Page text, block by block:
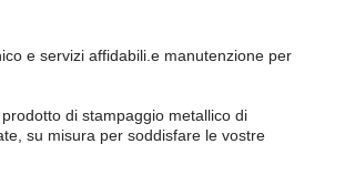
e servizi affidabili.e manutenzione per
di stampaggio metallico di
su misura per soddisfare le vostre